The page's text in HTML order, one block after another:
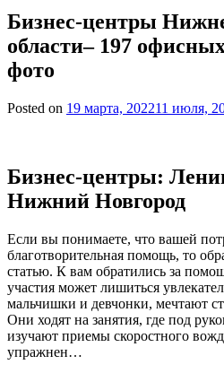
Бизнес-центры
области– 197
фото
Posted on 19 марта, 202211 июля,
Бизнес-центры:
Нижний Новгород
Если вы понимаете, что вашей
благотворительная помощь, то
статью. К вам обратились за
участия может лишиться
мальчишки и девчонки, мечтают
Они ходят на занятия, где под
изучают приемы скоростного
упражнен…